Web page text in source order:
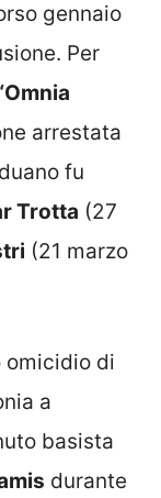
gennaio
Per
arrestata
fu
Trotta (27
(21 marzo
omicidio di
a
basista
durante